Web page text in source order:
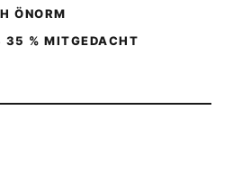
ÖNORM
35 % MITGEDACHT